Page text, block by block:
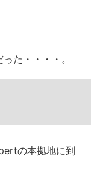
た・・・・。
の本拠地に到